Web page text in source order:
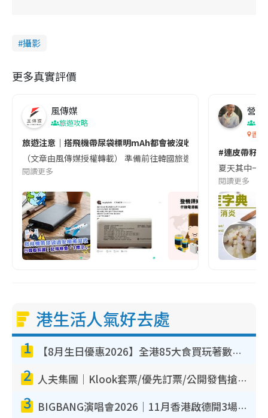
攝影
更多真實評價
風傳媒
旅遊攻略
旅遊注意｜搭飛機帶尿袋標明mAh都會被沒收😱出發前切記檢查
（文章由風傳媒授權轉載） 準備前往韓國旅遊的民眾，近期要
閱讀更多
營養
香港
#連皮帶籽
夏天其中一
閱讀更多
港生活人氣好去處
1 【8月生日優惠2026】全港85大食買玩著數攻略 自助餐/火鍋放題同行免費＋誠品/DONKI送現金券
2 人夫集團｜Klook套票/優先訂票/公開發售搶飛攻略！附票價.購票連結.場地座位表
3 BIGBANG演唱會2026｜11月香港啟德開3場！實名制VIP申請、優先購票攻略